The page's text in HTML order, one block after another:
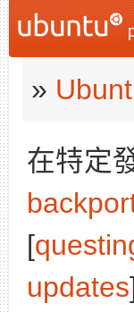
»
在特定
[
updates